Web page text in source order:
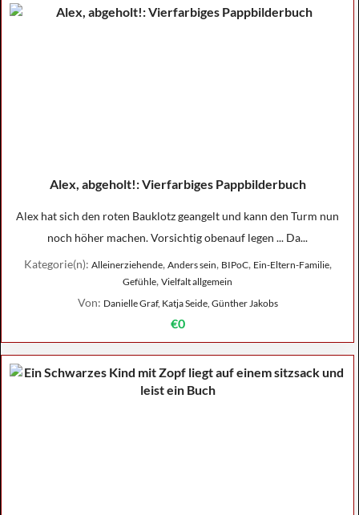
Alex, abgeholt!: Vierfarbiges Pappbilderbuch
Alex hat sich den roten Bauklotz geangelt und kann den Turm nun
noch höher machen. Vorsichtig obenauf legen ... Da...
Kategorie(n): Alleinerziehende, Anders sein, BIPoC, Ein-Eltern-Familie,
Gefühle, Vielfalt allgemein
Von: Danielle Graf, Katja Seide, Günther Jakobs
€0